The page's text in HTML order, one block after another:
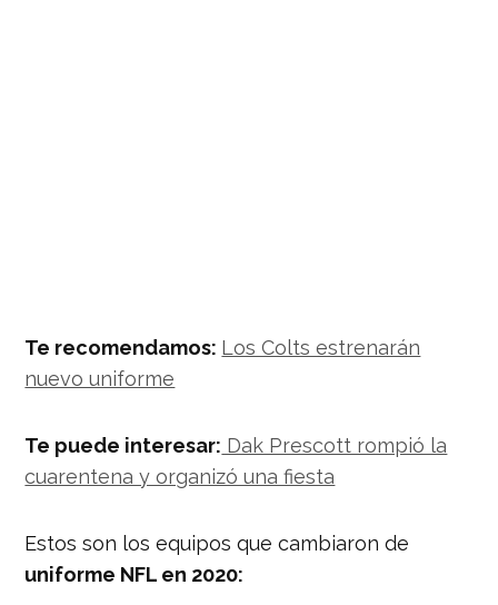
Te recomendamos: Los Colts estrenarán
nuevo uniforme
Te puede interesar: Dak Prescott rompió la
cuarentena y organizó una fiesta
Estos son los equipos que cambiaron de
uniforme NFL en 2020: